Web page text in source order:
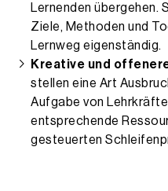
Lernenden übergehen.
Ziele, Methoden und
Lernweg eigenständig.
Kreative und
stellen eine Art
Aufgabe von
entsprechende
gesteuerten